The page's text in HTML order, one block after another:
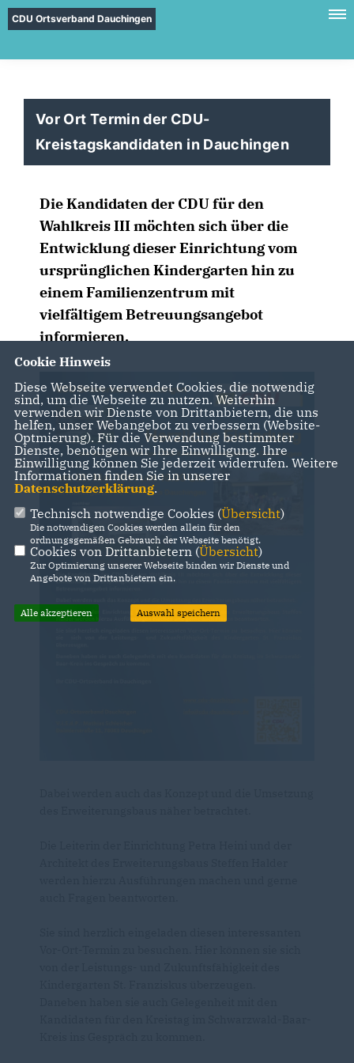
CDU Ortsverband Dauchingen
Vor Ort Termin der CDU-
Kreistagskandidaten in Dauchingen
Die Kandidaten der CDU für den
Wahlkreis III möchten sich über die
Entwicklung dieser Einrichtung vom
ursprünglichen Kindergarten hin zu
einem Familienzentrum mit
vielfältigem Betreuungsangebot
informieren.
Cookie Hinweis
Diese Webseite verwendet Cookies, die notwendig
sind, um die Webseite zu nutzen. Weiterhin
verwenden wir Dienste von Drittanbietern, die uns
helfen, unser Webangebot zu verbessern (Website-
Optmierung). Für die Verwendung bestimmter
Dienste, benötigen wir Ihre Einwilligung. Ihre
Einwilligung können Sie jederzeit widerrufen. Weitere
Informationen finden Sie in unserer
Datenschutzerklärung.
Technisch notwendige Cookies (Übersicht)
Die notwendigen Cookies werden allein für den
ordnungsgemäßen Gebrauch der Webseite benötigt.
Cookies von Drittanbietern (Übersicht)
Zur Optimierung unserer Webseite binden wir Dienste und
Angebote von Drittanbietern ein.
Alle akzeptieren Auswahl speichern